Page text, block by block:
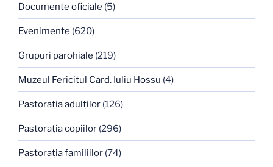
Documente oficiale (5)
Evenimente (620)
Grupuri parohiale (219)
Muzeul Fericitul Card. Iuliu Hossu (4)
Pastoraţia adulţilor (126)
Pastoraţia copiilor (296)
Pastoraţia familiilor (74)